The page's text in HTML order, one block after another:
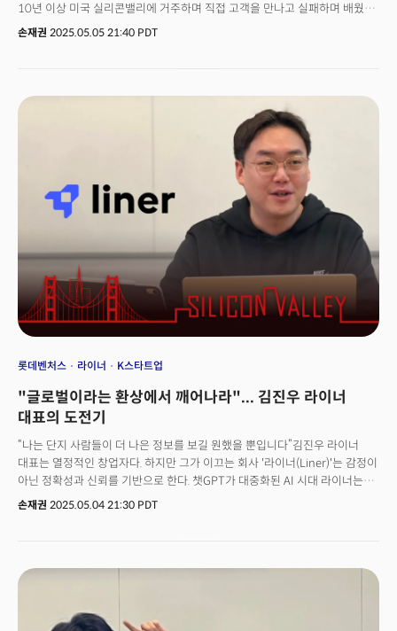
10년 이상 미국 실리콘밸리에 거주하며 직접 고객을 만나고 실패하며 배웠다.
블라인드를 그만두고 라이너에 합류하기 전까지 스스로 '갭 이어'를 두고 미국
실리콘밸리 4기’ 프로그램 연사로 나와 자신이 겪고 배운 노하우를 아낌없이
전수했다. 그가 스타트업 대표들에게 들려준 메시지는 하나다.“미국 시장은
당신이 알고 있는 모든 방식이 통하지 않는 곳이다.”
손재권 2025.05.05 21:40 PDT
롯데벤처스 라이너 K스타트업
"글로벌이라는 환상에서 깨어나라"... 김진우 라이너
대표의 도전기
“나는 단지 사람들이 더 나은 정보를 보길 원했을 뿐입니다”김진우 라이너
대표는 열정적인 창업자다. 하지만 그가 이끄는 회사 '라이너(Liner)'는 감정이
아닌 정확성과 신뢰를 기반으로 한다. 챗GPT가 대중화된 AI 시대 라이너는
오히려 "사람들이 AI를 믿지 않는다"는 사실에서 출발, 출처 기반 AI 검색
연사로 나와 창업 이후 여정과 미국 진출 과정에서 겪은 경험과 산전수전
스토리를 가감없이 풀어 놨다.이날 김 대표의 강연은 미국 시장에 도전하는 K
사업 모델을 바꾸고 적응하며 번영하는가를 말해주는 컨설팅 노트였다.
손재권 2025.05.04 21:30 PDT